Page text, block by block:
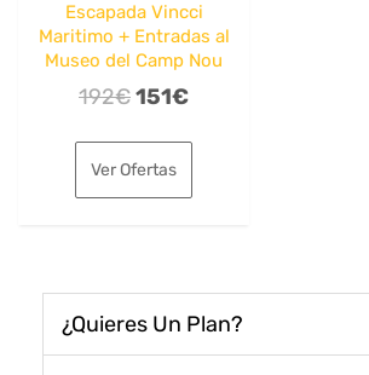
Escapada Vincci
Maritimo + Entradas al
Museo del Camp Nou
192€El
original
era:
151€El
es:
Ver Ofertas
¿Quieres Un Plan?